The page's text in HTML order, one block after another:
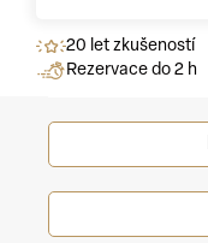
20 let zkušeností
Rezervace do 2 h